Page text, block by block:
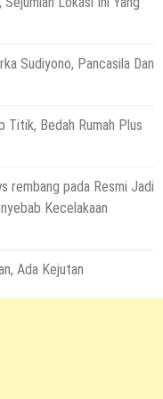
Yang Jarang
r2b
Mirip Sinetron,
Serka
Mahkota Seorang
Luluskan Lebih
bymusa r2b
Sudiyono, Pancasila Dan
Bedah Rumah Plus
rembang pada Resmi Jadi
Kecelakaan
Ada Kejutan